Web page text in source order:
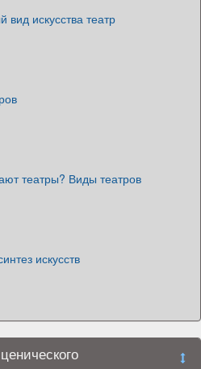
искусства театр
театры? Виды театров
искусств